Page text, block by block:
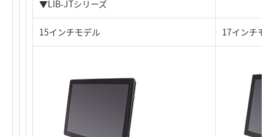
▼LIB-JTシリーズ
15インチモデル 17インチモ